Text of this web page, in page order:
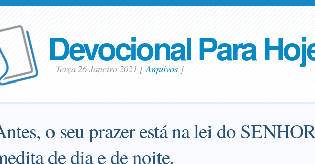
Devocional Para
Terça 26 Janeiro 2021 [Arquivos]
o seu prazer está na lei do
de dia e de noite.